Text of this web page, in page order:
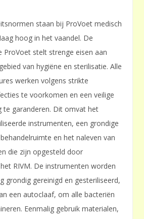
staan bij ProVoet medisch
hoog in het vaandel. De
ProVoet stelt strenge eisen aan
van hygiëne en sterilisatie. Alle
werken volgens strikte
te voorkomen en een veilige
te garanderen. Dit omvat het
instrumenten, een grondige
en het naleven van
die zijn opgesteld door
RIVM. De instrumenten worden
grondig gereinigd en gesteriliseerd,
een autoclaaf, om alle bacteriën
Eenmalig gebruik materialen,